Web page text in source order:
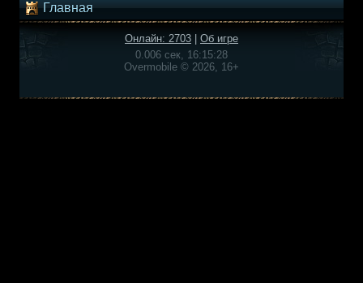
Главная
Онлайн: 2703
Об игре
0.006 сек, 16:15:28
Overmobile © 2026, 16+